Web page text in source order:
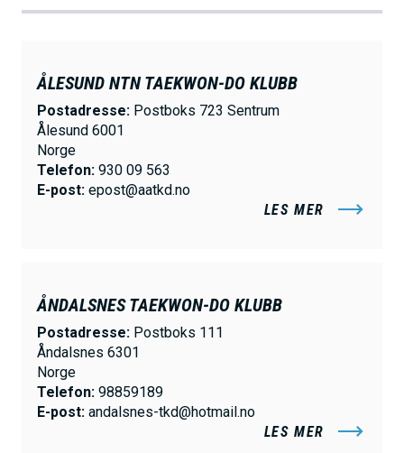
ÅLESUND NTN TAEKWON-DO KLUBB
Postadresse: Postboks 723 Sentrum
Ålesund 6001
Norge
Telefon: 930 09 563
E-post: epost@aatkd.no
LES MER
ÅNDALSNES TAEKWON-DO KLUBB
Postadresse: Postboks 111
Åndalsnes 6301
Norge
Telefon: 98859189
E-post: andalsnes-tkd@hotmail.no
LES MER